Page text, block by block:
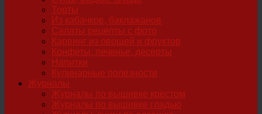
Торты
Из кабачков, баклажанов
Салаты рецепты с фото
Карвинг из овощей и фруктов
Конфеты, печенье, десерты
Напитки
Кулинарные полезности
Журналы
Журналы по вышивке крестом
Журналы по вышивке гладью